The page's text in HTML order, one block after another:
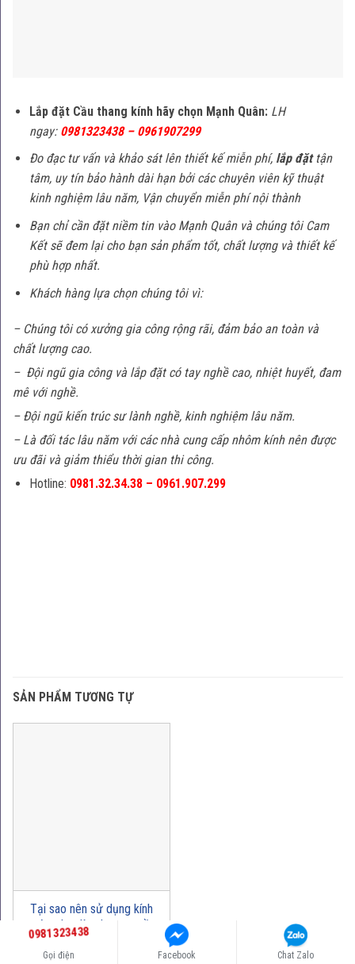
Lắp đặt Cầu thang kính hãy chọn Mạnh Quân: LH
ngay: 0981323438 – 0961907299
Đo đạc tư vấn và khảo sát lên thiết kế miễn phí, lắp đặt tận
tâm, uy tín bảo hành dài hạn bởi các chuyên viên kỹ thuật
kinh nghiệm lâu năm, Vận chuyển miễn phí nội thành
Bạn chỉ cần đặt niềm tin vào Mạnh Quân và chúng tôi Cam
Kết sẽ đem lại cho bạn sản phẩm tốt, chất lượng và thiết kế
phù hợp nhất.
Khách hàng lựa chọn chúng tôi vì:
– Chúng tôi có xưởng gia công rộng rãi, đảm bảo an toàn và
chất lượng cao.
– Đội ngũ gia công và lắp đặt có tay nghề cao, nhiệt huyết, đam
mê với nghề.
– Đội ngũ kiến trúc sư lành nghề, kinh nghiệm lâu năm.
– Là đối tác lâu năm với các nhà cung cấp nhôm kính nên được
ưu đãi và giảm thiểu thời gian thi công.
Hotline: 0981.32.34.38– 0961.907.299
SẢN PHẨM TƯƠNG TỰ
Tại sao nên sử dụng kính
cường lực làm lan can cầu
thang?
0981323438
Gọi điện Facebook Chat Zalo